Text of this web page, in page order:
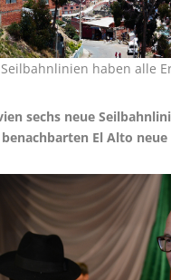
haben alle
sechs neue
El Alto